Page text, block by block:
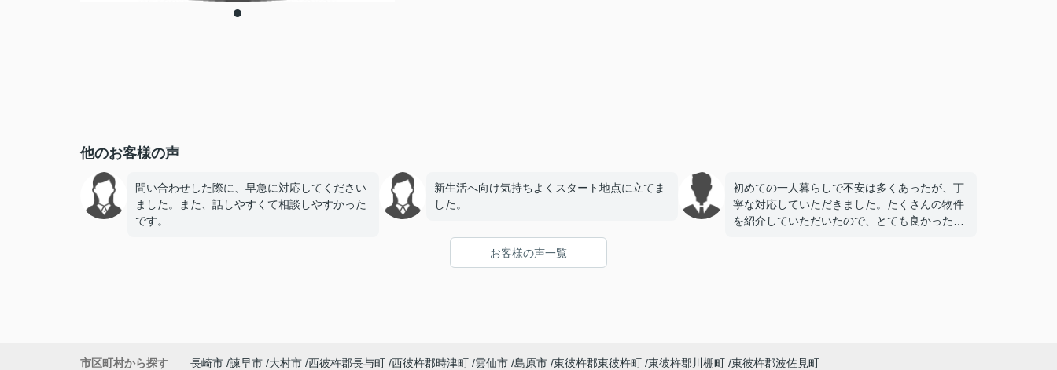
他のお客様の声
問い合わせした際に、早急に対応してください
ました。また、話しやすくて相談しやすかった
です。
新生活へ向け気持ちよくスタート地点に立てま
した。
初めての一人暮らしで不安は多くあったが、丁
寧な対応していただきました。たくさんの物件
を紹介していただいたので、とても良かったで
お客様の声一覧
市区町村から探す 長崎市 諫早市 大村市 西彼杵郡長与町 西彼杵郡時津町 雲仙市 島原市 東彼杵郡東彼杵町 東彼杵郡川棚町 東彼杵郡波佐見町